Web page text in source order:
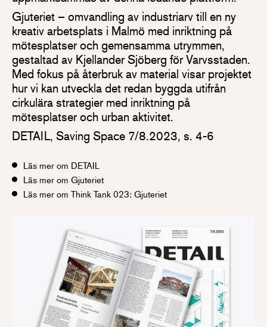
Gjuteriet – omvandling av industriarv till en ny
kreativ arbetsplats i Malmö med inriktning på
mötesplatser och gemensamma utrymmen,
gestaltad av Kjellander Sjöberg för Varvsstaden.
Med fokus på återbruk av material visar projektet
hur vi kan utveckla det redan byggda utifrån
cirkulära strategier med inriktning på
mötesplatser och urban aktivitet.
DETAIL, Saving Space 7/8.2023, s. 4-6
Läs mer om DETAIL
Läs mer om Gjuteriet
Läs mer om Think Tank 023: Gjuteriet